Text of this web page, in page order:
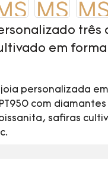
três
em
personalizada
PT950 com
safiras